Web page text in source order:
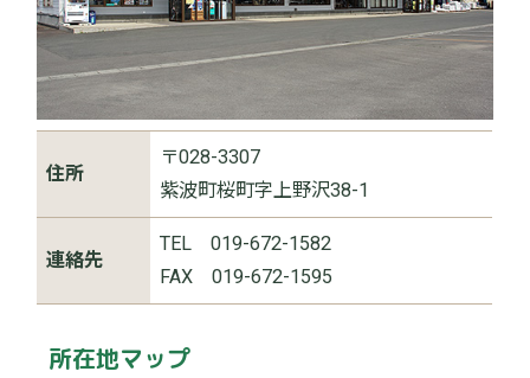
住所
〒028-3307
紫波町桜町字上野沢38-1
連絡先
TEL 019-672-1582
FAX 019-672-1595
所在地マップ